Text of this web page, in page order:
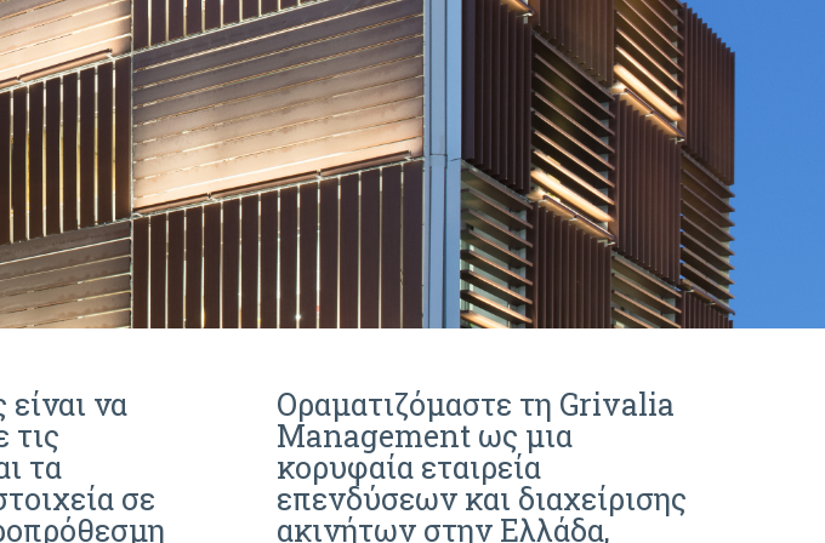
να
τις
τα
σε
Οραματιζόμαστε τη Grivalia
Management ως μια
κορυφαία εταιρεία
επενδύσεων και διαχείρισης
ακινήτων στην Ελλάδα,